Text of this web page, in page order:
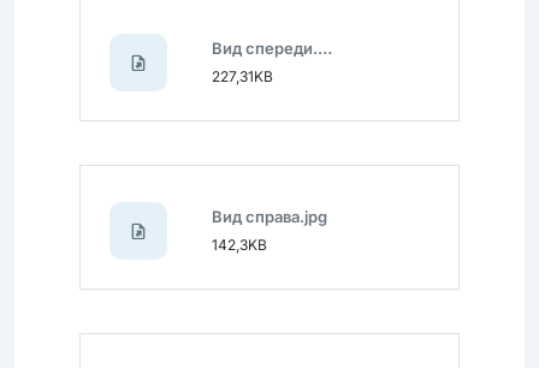
Вид спереди.jpg
227,31KB
Вид справа.jpg
142,3KB